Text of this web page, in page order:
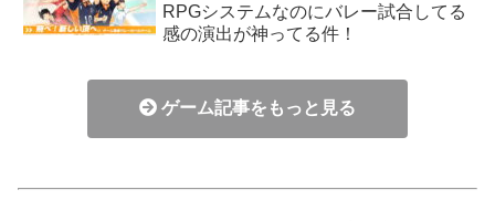
RPGシステムなのにバレー試合してる
感の演出が神ってる件！
ゲーム記事をもっと見る